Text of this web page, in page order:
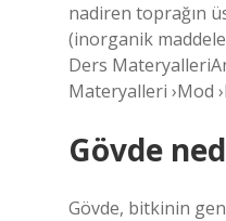
nadiren toprağın
(inorganik
Ders
Materyalleri ›Mod
Gövde
Gövde, bitkinin